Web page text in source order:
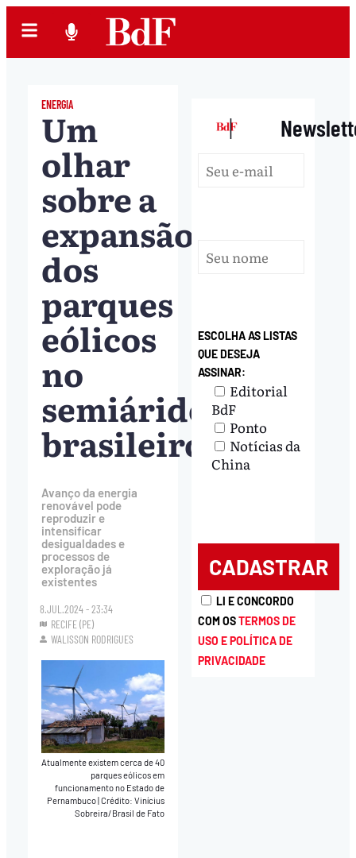
ENERGIA
Um
olhar
sobre a
expansão
dos
parques
eólicos
no
semiárido
brasileiro
Avanço da energia
renovável pode
reproduzir e
intensificar
desigualdades e
processos de
exploração já
existentes
8.JUL.2024 - 23:34
RECIFE (PE)
WALISSON RODRIGUES
Atualmente existem cerca de 40
parques eólicos em
funcionamento no Estado de
Pernambuco|Crédito: Vinícius
Sobreira/Brasil de Fato
|
ESCOLHA AS LISTAS
QUE DESEJA
ASSINAR:
Editorial
BdF
Ponto
Notícias da
China
LI E CONCORDO
COM OSTERMOS DE
USO E POLÍTICA DE
PRIVACIDADE